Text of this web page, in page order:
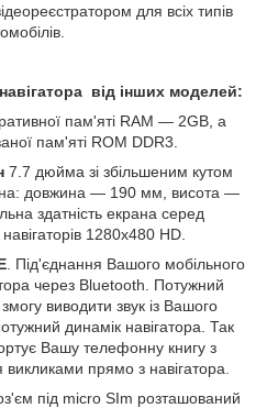
для всіх типів
від інших моделей:
пам'яті RAM — 2GB, а
пам'яті ROM DDR3.
7.7 дюйма зі збільшеним кутом
довжина — 190 мм, висота —
здатність екрана серед
1280х480 HD.
. Під'єднання Вашого мобільного
через Bluetooth. Потужний
виводити звук із Вашого
динамік навігатора. Так
Вашу телефонну книгу з
прямо з навігатора.
під micro SIm розташований